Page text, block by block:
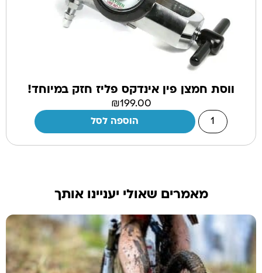
ווסת חמצן פין אינדקס פליז חזק במיוחד!
₪199.00
הוספה לסל
מאמרים שאולי יעניינו אותך